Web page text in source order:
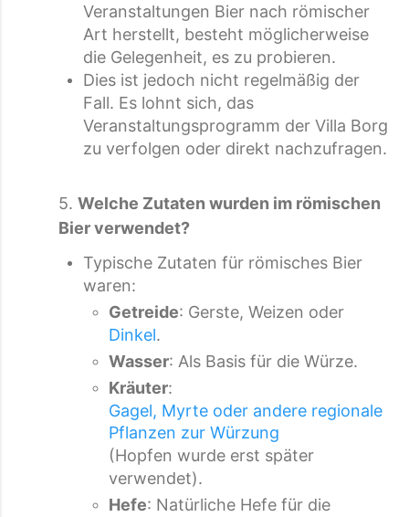
Veranstaltungen Bier nach römischer
Art herstellt, besteht möglicherweise
die Gelegenheit, es zu probieren.
Dies ist jedoch nicht regelmäßig der
Fall. Es lohnt sich, das
Veranstaltungsprogramm der Villa Borg
zu verfolgen oder direkt nachzufragen.
5. Welche Zutaten wurden im römischen
Bier verwendet?
Typische Zutaten für römisches Bier
waren:
Getreide: Gerste, Weizen oder
Dinkel.
Wasser: Als Basis für die Würze.
Kräuter:
Gagel, Myrte oder andere regionale
Pflanzen zur Würzung
(Hopfen wurde erst später
verwendet).
Hefe: Natürliche Hefe für die